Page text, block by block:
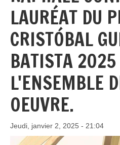
LAURÉAT DU
CRISTÓBAL
BATISTA 2025
L'ENSEMBLE
OEUVRE.
Jeudi, janvier 2, 2025 - 21:04